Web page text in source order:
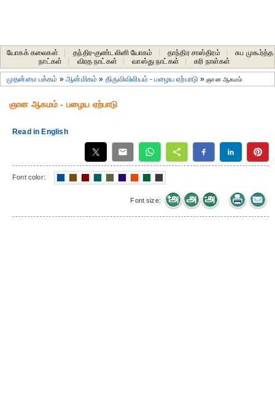
யோகக் கலைகள் தந்திர-குண்டலினி யோகம் தாந்திர சாஸ்திரம்
சுப முகூர்த்த
நாட்கள்
விரத நாட்கள் வாஸ்து நாட்கள் கரி நாள்கள்
முதன்மை பக்கம் »ஆன்மிகம் » திருவிவிலியம் - பழைய ஏற்பாடு »ஞான ஆகமம்
ஞான ஆகமம் - பழைய ஏற்பாடு
Read in English
Font color:
Font size: